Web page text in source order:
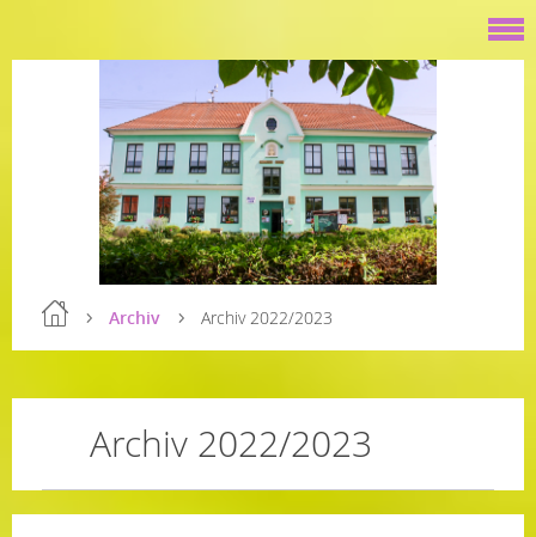
Archiv Archiv 2022/2023
Archiv 2022/2023